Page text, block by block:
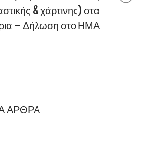
& χάρτινης) στα
– Δήλωση στο ΗΜΑ
ΆΡΘΡΑ